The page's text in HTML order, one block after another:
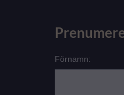
Förnamn: